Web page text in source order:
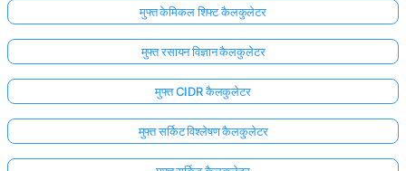
मुफ्त केमिकल शिफ्ट कैलकुलेटर
मुफ्त रसायन विज्ञान कैलकुलेटर
मुफ्त CIDR कैलकुलेटर
मुफ्त सर्किट विश्लेषण कैलकुलेटर